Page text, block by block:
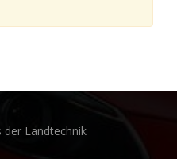
der Landtechnik